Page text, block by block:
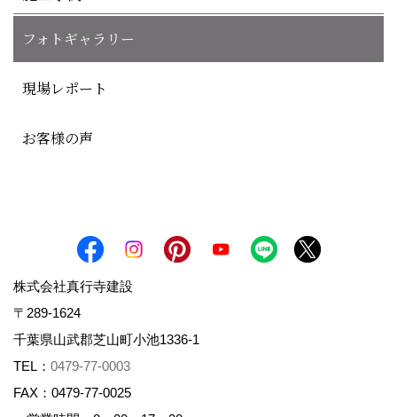
フォトギャラリー
現場レポート
お客様の声
株式会社真行寺建設
〒289-1624
千葉県山武郡芝山町小池1336-1
TEL： 0479-77-0003
FAX：0479-77-0025